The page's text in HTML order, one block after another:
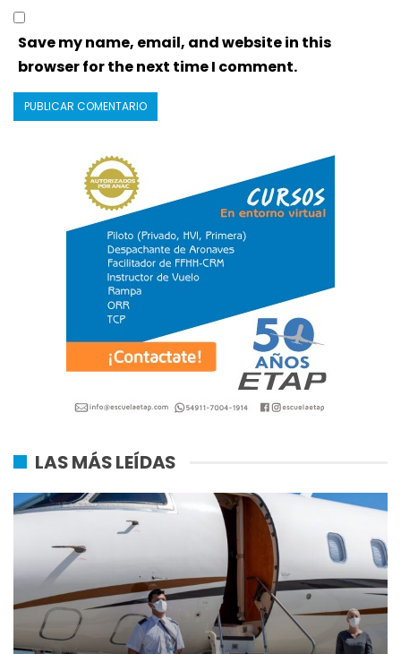
Save my name, email, and website in this
browser for the next time I comment.
LAS MÁS LEÍDAS